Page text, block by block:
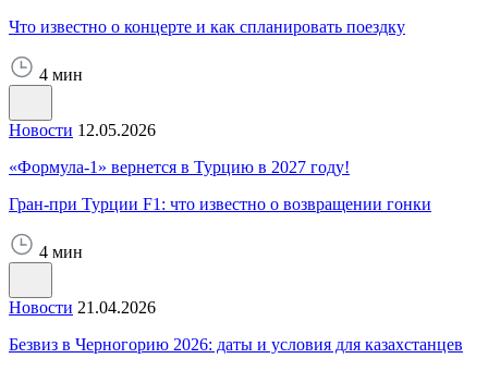
Что известно о концерте и как спланировать поездку
4 мин
Новости 12.05.2026
«Формула-1» вернется в Турцию в 2027 году!
Гран-при Турции F1: что известно о возвращении гонки
4 мин
Новости 21.04.2026
Безвиз в Черногорию 2026: даты и условия для казахстанцев